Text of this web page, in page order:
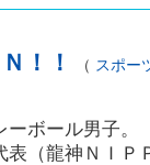
！！ （ スポー
ボール男子。
表（龍神ＮＩＰ